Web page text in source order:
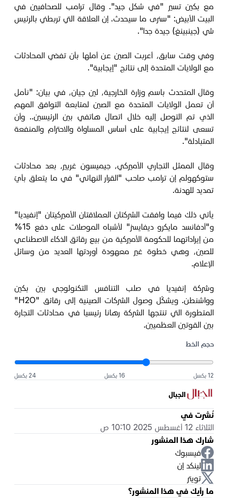
مع بكين تسير "في شكل جيد". وقال ترامب للصحافيين في
البيت الأبيض: "سنرى ما سيحدث. إن العلاقة التي تربطني بالرئيس
شي (جينبينغ) جيدة جدا".
وفي وقت سابق، أعربت الصين عن أملها بأن تفضي المحادثات
مع الولايات المتحدة إلى نتائج "إيجابية".
وقال المتحدث باسم وزارة الخارجية، لين جيان، في بيان: "نأمل
أن تعمل الولايات المتحدة مع الصين لمتابعة التوافق المهم
الذي تم التوصل إليه خلال اتصال هاتفي بين الرئيسين.. وأن
تسعى لنتائج إيجابية على أساس المساواة والاحترام والمنفعة
المتبادلة".
وقال الممثل التجاري الأميركي، جيميسون غريير، بعد محادثات
ستوكهولم إن ترامب صاحب "القرار النهائي" في ما يتعلق بأيّ
تمديد للهدنة.
يأتي ذلك فيما وافقت الشركتان العملاقتان الأميركيتان "إنفيديا"
و"أدفانسد مايكرو ديفايسز" لأشباه الموصلات على دفع 15%
من إيراداتهما للحكومة الأميركية من بيع رقائق الذكاء الاصطناعي
للصين، وهي خطوة غير معهودة أوردتها العديد من وسائل
الإعلام.
وشركة إنفيديا في صلب التنافس التكنولوجي بين بكين
وواشنطن. ويشكّل وصول الشركات الصينية إلى رقائق "H2O"
المتطورة التي تنتجها الشركة رهانا رئيسيا في محادثات التجارة
بين القوتين العظميين.
حجم الخط
12 بكسل 16 بكسل 24 بكسل
الجبال
نُشرت في
الثلاثاء 12 أغسطس 2025 10:10 ص
شارك هذا المنشور
فيسبوك
لينكد إن
تويتر
ما رأيك في هذا المنشور؟